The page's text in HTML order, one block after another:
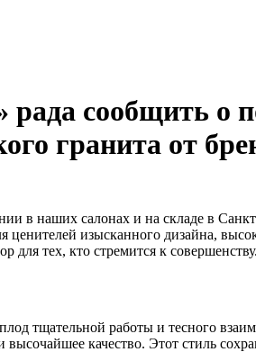
сообщить о
гранита от
в наших салонах и на складе в
ценителей изысканного дизайна,
тех, кто стремится к
тщательной работы и тесного
высочайшее качество. Этот стиль